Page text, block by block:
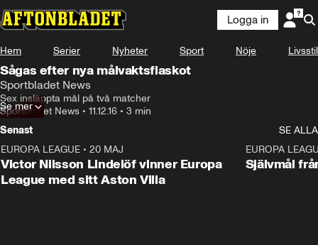
Logga in
Hem Serier Nyheter Sport Nöje Livsstil
Sågas efter nya målvaktsfiaskot
Sportbladet News
Sex insläppta mål på två matcher
Sportbladet News • 11.12.16 • 3 min
Se mer
Senast
SE ALLA
EUROPA LEAGUE • 20 MAJ
Victor Nilsson Lindelöf vinner Europa
League med sitt Aston Villa
EUROPA
Självmål